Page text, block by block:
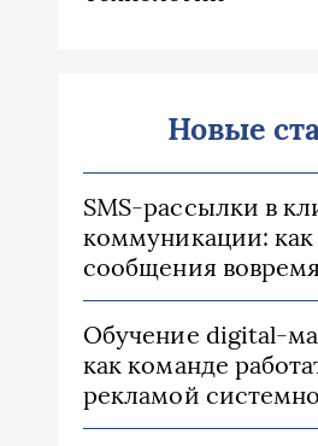
Новые
SMS-рассылки в
коммуникации: как
сообщения вовремя
Обучение digital-
как команде
рекламой системно